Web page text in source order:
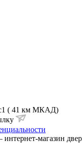
( 41 км МКАД)
магазин